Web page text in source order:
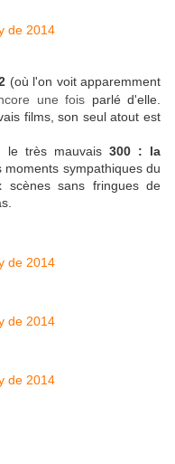
(où l'on voit apparemment
une fois parlé d'elle.
films, son seul atout est
le très mauvais 300 : la
moments sympathiques du
scènes sans fringues de